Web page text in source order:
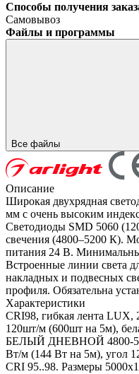
Способы получения
Самовывоз
Файлы и программы
Все файлы
Описание
Широкая двухрядная
мм с очень высоким
Светодиоды SMD 5060
свечения (4800–5200 К).
питания 24 В.
Встроенные линии света
накладных и подвесных
профиля. Обязательна
Характеристики
CRI98, гибкая лента LUX,
120шт/м (600шт на 5м),
БЕЛЫЙ ДНЕВНОЙ 4800-
Вт/м (144 Вт на 5м), угол
CRI 95..98. Размеры